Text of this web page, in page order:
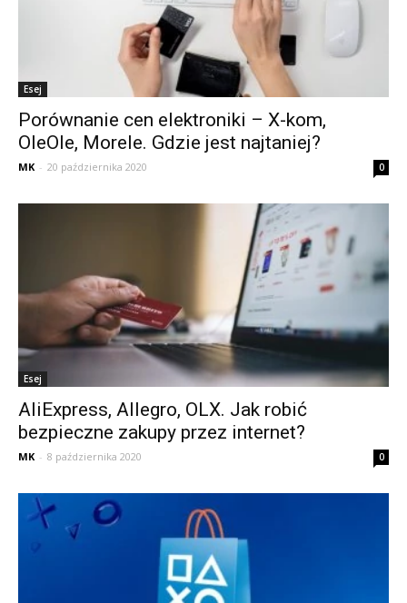
Esej
Porównanie cen elektroniki – X-kom,
OleOle, Morele. Gdzie jest najtaniej?
MK - 20 października 2020 0
Esej
AliExpress, Allegro, OLX. Jak robić
bezpieczne zakupy przez internet?
MK - 8 października 2020 0